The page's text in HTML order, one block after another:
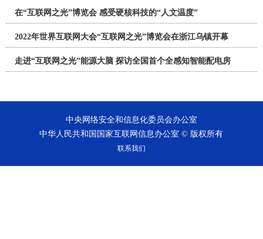
在“互联网之光”博览会 感受硬核科技的“人文温度”
2022年世界互联网大会“互联网之光”博览会在浙江乌镇开幕
走进“互联网之光”能源大脑 探访全国首个全感知智能配电房
中央网络安全和信息化委员会办公室
中华人民共和国国家互联网信息办公室 © 版权所有
联系我们